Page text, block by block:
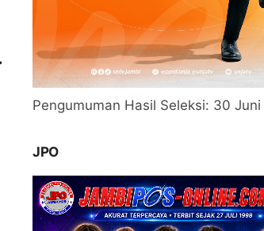
Pengumuman Hasil Seleksi: 30
JPO